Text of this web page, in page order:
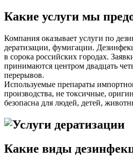
Какие услуги мы
Компания оказывает услуги по
дератизации, фумигации.
в сорока российских городах.
принимаются центром двадцать
перерывов.
Используемые препараты
производства, не токсичные,
безопасна для людей, детей,
Какие виды